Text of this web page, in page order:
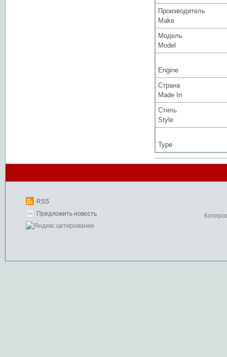
Производитель
Make
Модель
Model
Engine
Страна
Made In
Стиль
Style
Type
RSS
Предложить новость